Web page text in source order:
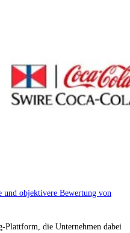
und objektivere Bewertung von
Plattform, die Unternehmen dabei